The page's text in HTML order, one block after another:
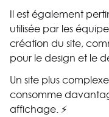
Il est également
utilisée par les
création du site,
pour le design et le
Un site plus
consomme
affichage. ⚡